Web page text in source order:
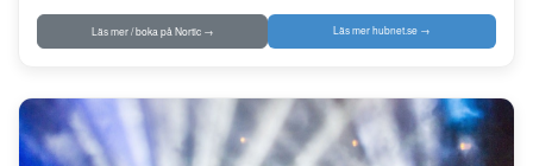
Läs mer / boka på Nortic → Läs mer hubnet.se →